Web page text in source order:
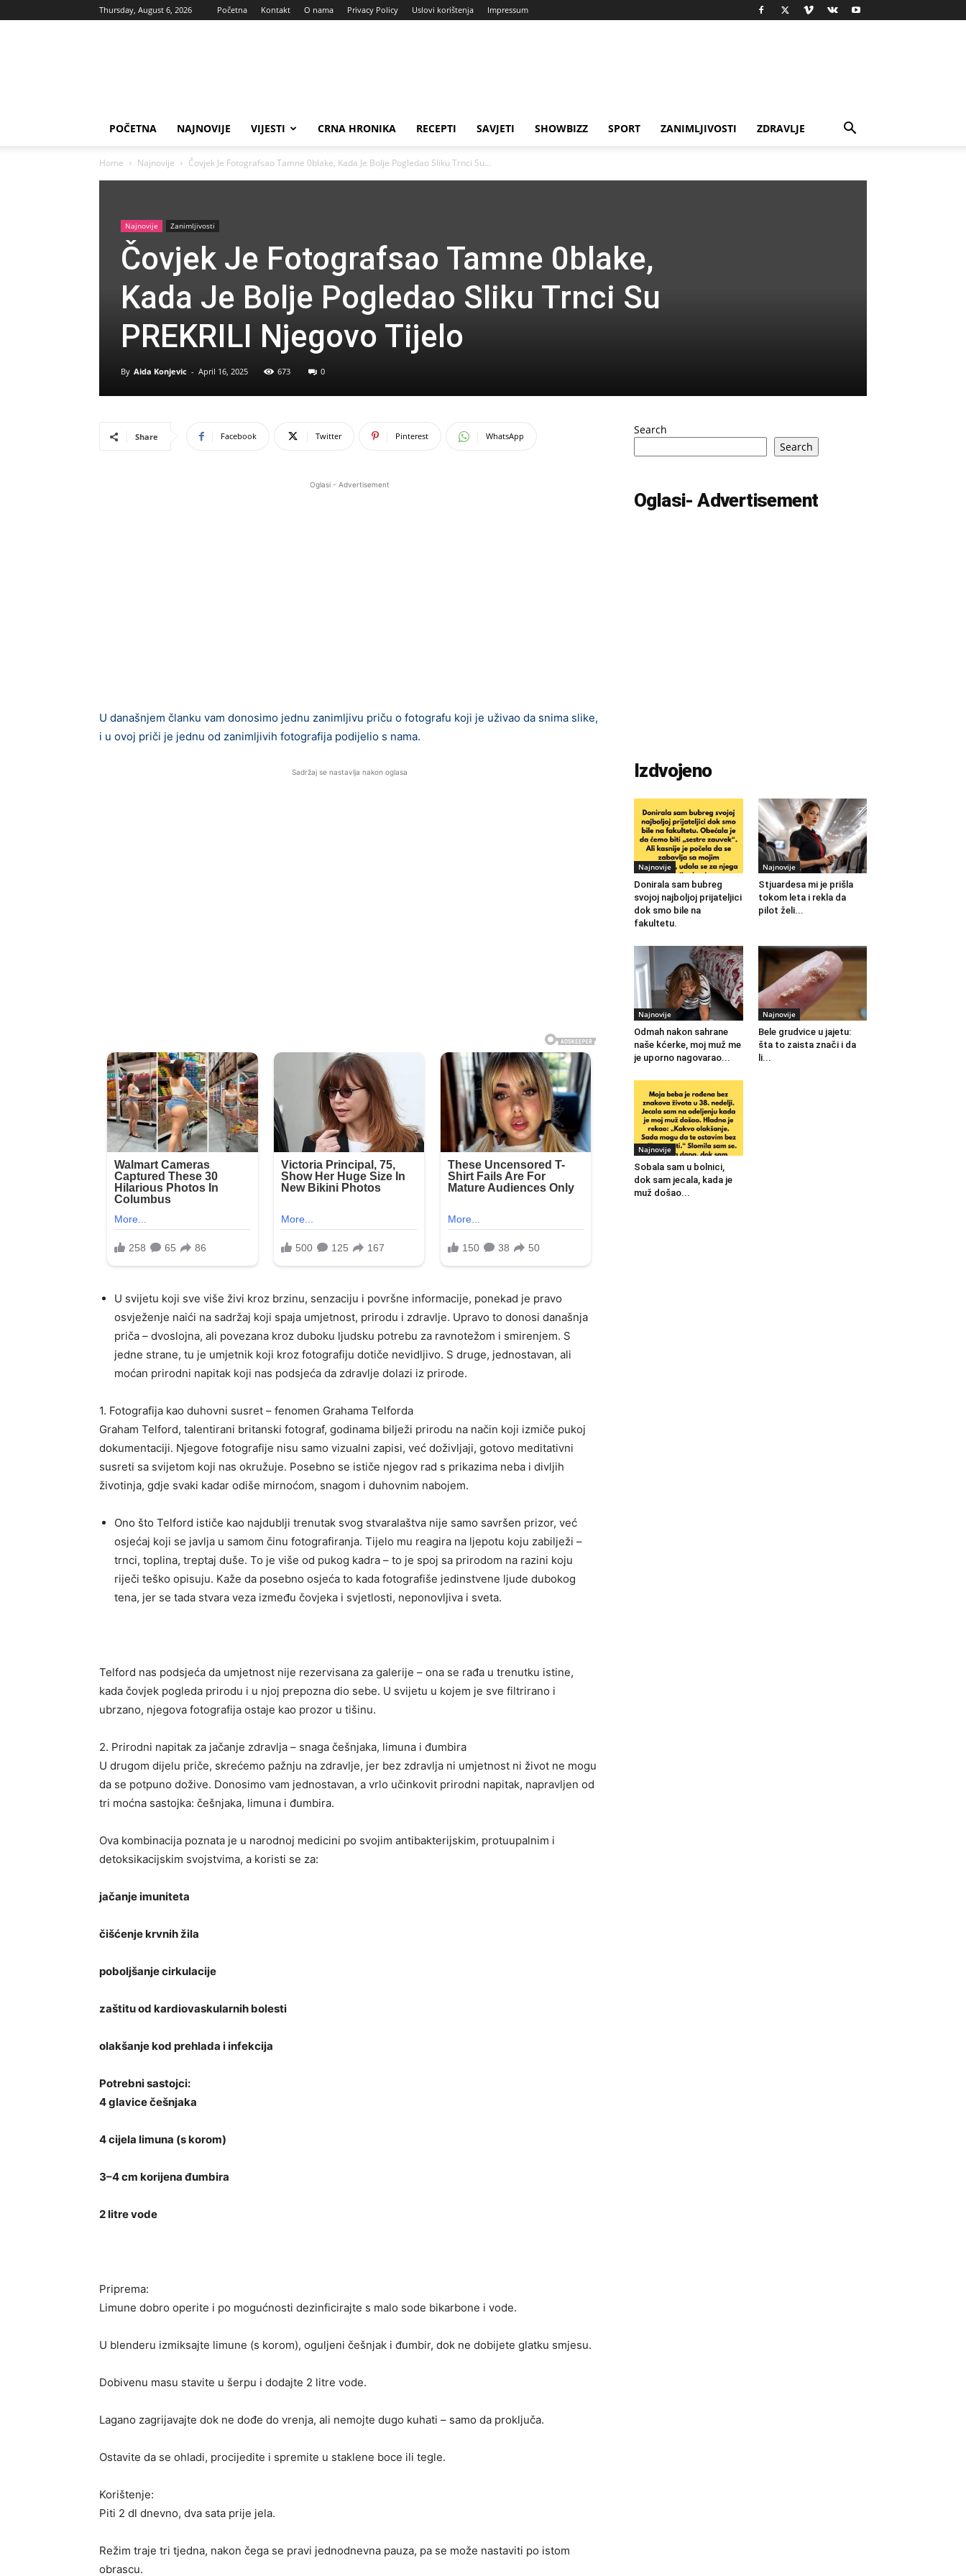
Thursday, August 6, 2026 Početna Kontakt O nama Privacy Policy Uslovi korištenja Impressum
POČETNA NAJNOVIJE VIJESTI CRNA HRONIKA RECEPTI SAVJETI SHOWBIZZ SPORT ZANIMLJIVOSTI ZDRAVLJE
Home Najnovije Čovjek Je Fotografsao Tamne 0blake, Kada Je Bolje Pogledao Sliku Trnci Su...
Najnovije Zanimljivosti
Čovjek Je Fotografsao Tamne 0blake,
Kada Je Bolje Pogledao Sliku Trnci Su
PREKRILI Njegovo Tijelo
By Aida Konjevic - April 16, 2025 673 0
Share Facebook Twitter Pinterest WhatsApp
Oglasi - Advertisement
U današnjem članku vam donosimo jednu zanimljivu priču o fotografu koji je uživao da snima slike,
i u ovoj priči je jednu od zanimljivih fotografija podijelio s nama.
Sadržaj se nastavlja nakon oglasa
U svijetu koji sve više živi kroz brzinu, senzaciju i površne informacije, ponekad je pravo
osvježenje naići na sadržaj koji spaja umjetnost, prirodu i zdravlje. Upravo to donosi današnja
priča – dvoslojna, ali povezana kroz duboku ljudsku potrebu za ravnotežom i smirenjem. S
jedne strane, tu je umjetnik koji kroz fotografiju dotiče nevidljivo. S druge, jednostavan, ali
moćan prirodni napitak koji nas podsjeća da zdravlje dolazi iz prirode.
1. Fotografija kao duhovni susret – fenomen Grahama Telforda
Graham Telford, talentirani britanski fotograf, godinama bilježi prirodu na način koji izmiče pukoj
dokumentaciji. Njegove fotografije nisu samo vizualni zapisi, već doživljaji, gotovo meditativni
susreti sa svijetom koji nas okružuje. Posebno se ističe njegov rad s prikazima neba i divljih
životinja, gdje svaki kadar odiše mirnoćom, snagom i duhovnim nabojem.
Ono što Telford ističe kao najdublji trenutak svog stvaralaštva nije samo savršen prizor, već
osjećaj koji se javlja u samom činu fotografiranja. Tijelo mu reagira na ljepotu koju zabilježi –
trnci, toplina, treptaj duše. To je više od pukog kadra – to je spoj sa prirodom na razini koju
riječi teško opisuju. Kaže da posebno osjeća to kada fotografiše jedinstvene ljude dubokog
tena, jer se tada stvara veza između čovjeka i svjetlosti, neponovljiva i sveta.
Telford nas podsjeća da umjetnost nije rezervisana za galerije – ona se rađa u trenutku istine,
kada čovjek pogleda prirodu i u njoj prepozna dio sebe. U svijetu u kojem je sve filtrirano i
ubrzano, njegova fotografija ostaje kao prozor u tišinu.
2. Prirodni napitak za jačanje zdravlja – snaga češnjaka, limuna i đumbira
U drugom dijelu priče, skrećemo pažnju na zdravlje, jer bez zdravlja ni umjetnost ni život ne mogu
da se potpuno dožive. Donosimo vam jednostavan, a vrlo učinkovit prirodni napitak, napravljen od
tri moćna sastojka: češnjaka, limuna i đumbira.
Ova kombinacija poznata je u narodnoj medicini po svojim antibakterijskim, protuupalnim i
detoksikacijskim svojstvima, a koristi se za:
jačanje imuniteta
čišćenje krvnih žila
poboljšanje cirkulacije
zaštitu od kardiovaskularnih bolesti
olakšanje kod prehlada i infekcija
Potrebni sastojci:
4 glavice češnjaka
4 cijela limuna (s korom)
3–4 cm korijena đumbira
2 litre vode
Priprema:
Limune dobro operite i po mogućnosti dezinficirajte s malo sode bikarbone i vode.
U blenderu izmiksajte limune (s korom), oguljeni češnjak i đumbir, dok ne dobijete glatku smjesu.
Dobivenu masu stavite u šerpu i dodajte 2 litre vode.
Lagano zagrijavajte dok ne dođe do vrenja, ali nemojte dugo kuhati – samo da proključa.
Ostavite da se ohladi, procijedite i spremite u staklene boce ili tegle.
Korištenje:
Piti 2 dl dnevno, dva sata prije jela.
Režim traje tri tjedna, nakon čega se pravi jednodnevna pauza, pa se može nastaviti po istom
obrascu.
Search
Search
Oglasi- Advertisement
Izdvojeno
Najnovije
Donirala sam bubreg
svojoj najboljoj prijateljici
dok smo bile na
fakultetu.
Najnovije
Stjuardesa mi je prišla
tokom leta i rekla da
pilot želi...
Najnovije
Odmah nakon sahrane
naše kćerke, moj muž me
je uporno nagovarao...
Najnovije
Bele grudvice u jajetu:
šta to zaista znači i da
li...
Najnovije
Sobala sam u bolnici,
dok sam jecala, kada je
muž došao...